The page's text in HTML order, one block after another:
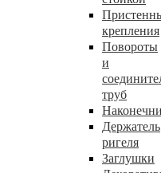
крепления
Повороты
и
труб
Держатель
ригеля
Заглушки